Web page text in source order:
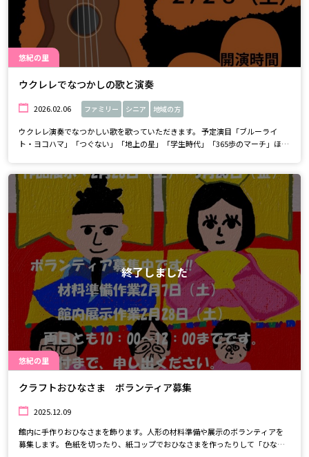
悠紀の里
ウクレレでなつかしの歌と演奏
2026.02.06 ファミリー シニア 地域の方
ウクレレ演奏でなつかしい歌を歌っていただきます。 予定演目「ブルーライ
ト・ヨコハマ」「つぐない」「地上の星」「学生時代」「365歩のマーチ」ほ
悠紀の里
終了しました
クラフトおひなさま ボランティア募集
2025.12.09
館内に手作りおひなさまを飾ります。人形の材料準備や展示のボランティアを
募集します。 色紙を切ったり、紙コップでおひなさまを作ったりして「ひなま